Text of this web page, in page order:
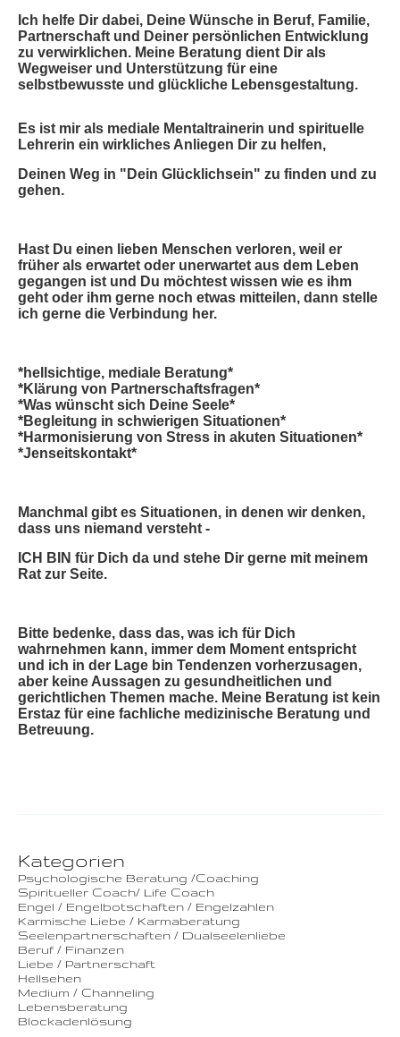
Ich helfe Dir dabei, Deine Wünsche in Beruf, Familie,
Partnerschaft und Deiner persönlichen Entwicklung
zu verwirklichen. Meine Beratung dient Dir als
Wegweiser und Unterstützung für eine
selbstbewusste und glückliche Lebensgestaltung.
Es ist mir als mediale Mentaltrainerin und spirituelle
Lehrerin ein wirkliches Anliegen Dir zu helfen,
Deinen Weg in "Dein Glücklichsein" zu finden und zu
gehen.
Hast Du einen lieben Menschen verloren, weil er
früher als erwartet oder unerwartet aus dem Leben
gegangen ist und Du möchtest wissen wie es ihm
geht oder ihm gerne noch etwas mitteilen, dann stelle
ich gerne die Verbindung her.
*hellsichtige, mediale Beratung*
*Klärung von Partnerschaftsfragen*
*Was wünscht sich Deine Seele*
*Begleitung in schwierigen Situationen*
*Harmonisierung von Stress in akuten Situationen*
*Jenseitskontakt*
Manchmal gibt es Situationen, in denen wir denken,
dass uns niemand versteht -
ICH BIN für Dich da und stehe Dir gerne mit meinem
Rat zur Seite.
Bitte bedenke, dass das, was ich für Dich
wahrnehmen kann, immer dem Moment entspricht
und ich in der Lage bin Tendenzen vorherzusagen,
aber keine Aussagen zu gesundheitlichen und
gerichtlichen Themen mache. Meine Beratung ist kein
Erstaz für eine fachliche medizinische Beratung und
Betreuung.
Kategorien
Psychologische Beratung /Coaching
Spiritueller Coach/ Life Coach
Engel / Engelbotschaften / Engelzahlen
Karmische Liebe / Karmaberatung
Seelenpartnerschaften / Dualseelenliebe
Beruf / Finanzen
Liebe / Partnerschaft
Hellsehen
Medium / Channeling
Lebensberatung
Blockadenlösung